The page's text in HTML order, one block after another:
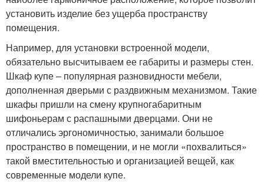
установить изделие без ущерба пространству
помещения.
Например, для установки встроенной модели,
обязательно высчитываем ее габариты и размеры стен.
Шкаф купе – популярная разновидности мебели,
дополненная дверьми с раздвижным механизмом. Такие
шкафы пришли на смену крупногабаритным
шифоньерам с распашными дверцами. Они не
отличались эргономичностью, занимали большое
пространство в помещении, и не могли «похвалиться»
такой вместительностью и организацией вещей, как
современные модели купе.